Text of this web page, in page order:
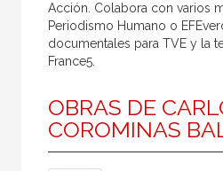
Escritora
Ilustrador
Traductor
Traductora
Acción. Colabora con varios
Periodismo Humano o
documentales para TVE y la
France5.
OBRAS DE
COROMINAS